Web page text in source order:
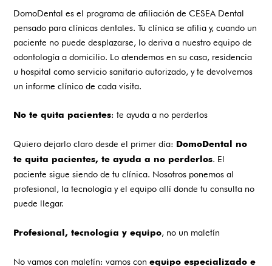
DomoDental es el programa de afiliación deCESEA Dental
pensado para clínicas dentales. Tu clínica se afilia y, cuando un
paciente no puede desplazarse, lo deriva a nuestro equipo de
odontología a domicilio. Lo atendemos en su casa, residencia
u hospital como servicio sanitario autorizado, y te devolvemos
un informe clínico de cada visita.
No te quita pacientes: te ayuda a no perderlos
Quiero dejarlo claro desde el primer día:
DomoDental no
te quita pacientes, te ayuda a no perderlos. El
paciente sigue siendo de tu clínica. Nosotros ponemos al
profesional, la tecnología y el equipo allí donde tu consulta no
puede llegar.
Profesional, tecnología y equipo, no un maletín
No vamos con maletín: vamos conequipo especializado e